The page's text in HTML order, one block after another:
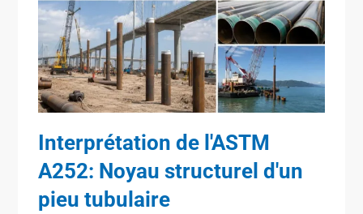
Interprétation de l'ASTM
A252: Noyau structurel d'un
pieu tubulaire